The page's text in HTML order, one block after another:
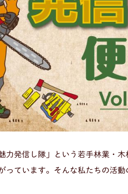
力発信し隊」という若手林業・
っています。そんな私たちの活